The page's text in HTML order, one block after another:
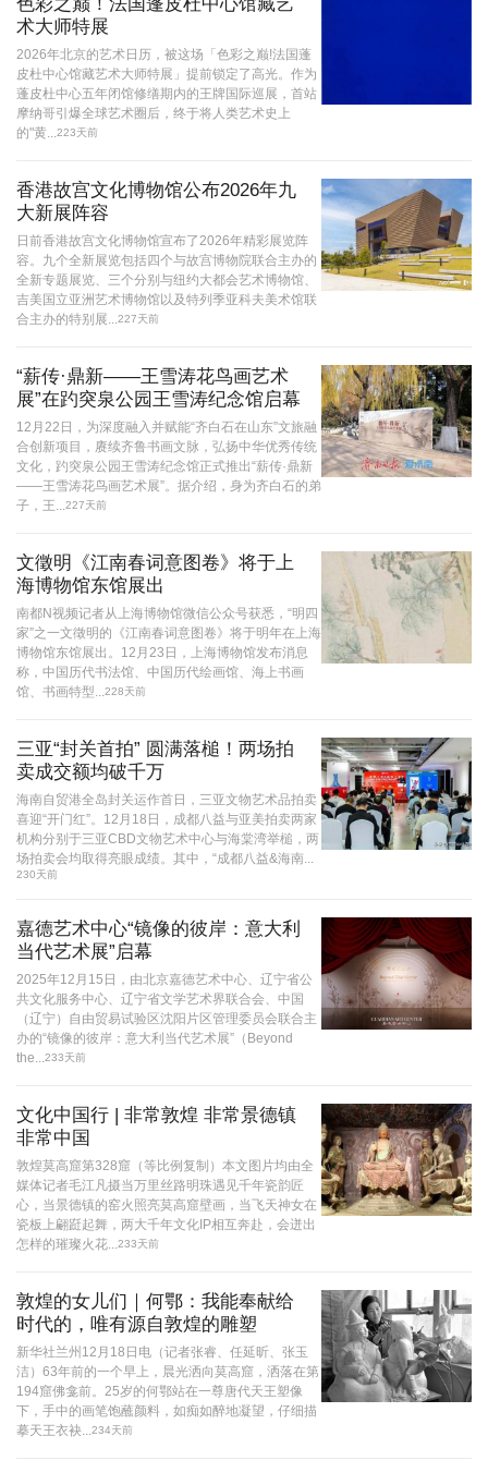
术大师特展
2026年北京的艺术日历，被这场「色彩之巅!法国蓬
皮杜中心馆藏艺术大师特展」提前锁定了高光。作为
蓬皮杜中心五年闭馆修缮期内的王牌国际巡展，首站
摩纳哥引爆全球艺术圈后，终于将人类艺术史上
的"黄...
223天前
香港故宫文化博物馆公布2026年九
大新展阵容
日前香港故宫文化博物馆宣布了2026年精彩展览阵
容。九个全新展览包括四个与故宫博物院联合主办的
全新专题展览、三个分别与纽约大都会艺术博物馆、
吉美国立亚洲艺术博物馆以及特列季亚科夫美术馆联
合主办的特别展...
227天前
“薪传·鼎新——王雪涛花鸟画艺术
展”在趵突泉公园王雪涛纪念馆启幕
12月22日，为深度融入并赋能“齐白石在山东”文旅融
合创新项目，赓续齐鲁书画文脉，弘扬中华优秀传统
文化，趵突泉公园王雪涛纪念馆正式推出“薪传·鼎新
——王雪涛花鸟画艺术展”。据介绍，身为齐白石的弟
子，王...
227天前
文徵明《江南春词意图卷》将于上
海博物馆东馆展出
南都N视频记者从上海博物馆微信公众号获悉，“明四
家”之一文徵明的《江南春词意图卷》将于明年在上海
博物馆东馆展出。12月23日，上海博物馆发布消息
称，中国历代书法馆、中国历代绘画馆、海上书画
馆、书画特型...
228天前
三亚“封关首拍” 圆满落槌！两场拍
卖成交额均破千万
海南自贸港全岛封关运作首日，三亚文物艺术品拍卖
喜迎“开门红”。12月18日，成都八益与亚美拍卖两家
机构分别于三亚CBD文物艺术中心与海棠湾举槌，两
场拍卖会均取得亮眼成绩。其中，“成都八益&海南...
230天前
嘉德艺术中心“镜像的彼岸：意大利
当代艺术展”启幕
2025年12月15日，由北京嘉德艺术中心、辽宁省公
共文化服务中心、辽宁省文学艺术界联合会、中国
（辽宁）自由贸易试验区沈阳片区管理委员会联合主
办的“镜像的彼岸：意大利当代艺术展”（Beyond
the...
233天前
文化中国行 | 非常敦煌 非常景德镇
非常中国
敦煌莫高窟第328窟（等比例复制）本文图片均由全
媒体记者毛江凡摄当万里丝路明珠遇见千年瓷韵匠
心，当景德镇的窑火照亮莫高窟壁画，当飞天神女在
瓷板上翩跹起舞，两大千年文化IP相互奔赴，会迸出
怎样的璀璨火花...
233天前
敦煌的女儿们｜何鄂：我能奉献给
时代的，唯有源自敦煌的雕塑
新华社兰州12月18日电（记者张睿、任延昕、张玉
洁）63年前的一个早上，晨光洒向莫高窟，洒落在第
194窟佛龛前。25岁的何鄂站在一尊唐代天王塑像
下，手中的画笔饱蘸颜料，如痴如醉地凝望，仔细描
摹天王衣袂...
234天前